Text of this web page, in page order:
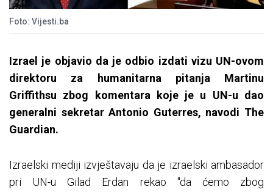
Foto: Vijesti.ba
Izrael je objavio da je odbio izdati vizu UN-ovom
direktoru za humanitarna pitanja Martinu
Griffithsu zbog komentara koje je u UN-u dao
generalni sekretar Antonio Guterres, navodi The
Guardian.
Izraelski mediji izvještavaju da je izraelski ambasador
pri UN-u Gilad Erdan rekao "da ćemo zbog